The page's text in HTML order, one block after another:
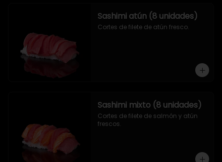
Sashimi atún (8 unidades)
Cortes de filete de atún fresco.
Sashimi mixto (8 unidades)
Cortes de filete de salmón y atún
frescos.